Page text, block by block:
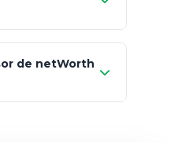
Art.
totalmente
de netWorth